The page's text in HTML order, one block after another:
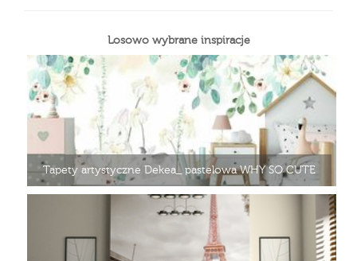
Losowo wybrane inspiracje
Tapety artystyczne Dekea_ pastelowa WHY SO CUTE